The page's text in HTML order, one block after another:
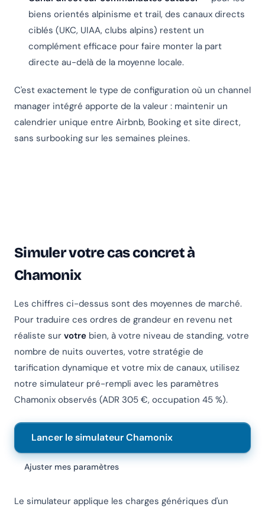
biens orientés alpinisme et trail, des canaux directs
ciblés (UKC, UIAA, clubs alpins) restent un
complément efficace pour faire monter la part
directe au-delà de la moyenne locale.
C'est exactement le type de configuration où un channel
manager intégré apporte de la valeur : maintenir un
calendrier unique entre Airbnb, Booking et site direct,
sans surbooking sur les semaines pleines.
Simuler votre cas concret à
Chamonix
Les chiffres ci-dessus sont des moyennes de marché.
Pour traduire ces ordres de grandeur en revenu net
réaliste sur votre bien, à votre niveau de standing, votre
nombre de nuits ouvertes, votre stratégie de
tarification dynamique et votre mix de canaux, utilisez
notre simulateur pré-rempli avec les paramètres
Chamonix observés (ADR 305 €, occupation 45 %).
Lancer le simulateur Chamonix
Ajuster mes paramètres
Le simulateur applique les charges génériques d'un